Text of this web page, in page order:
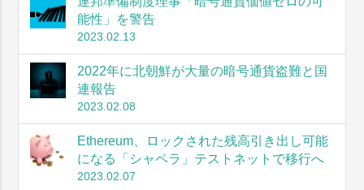
能性」を警告
2023.02.13
2022年に北朝鮮が大量の暗号通貨盗難と国
連報告
2023.02.08
Ethereum、ロックされた残高引き出し可能
になる「シャペラ」テストネットで移行へ
2023.02.07